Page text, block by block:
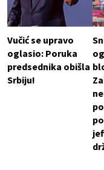
Vučić se upravo
oglasio: Poruka
predsednika obišla
Srbiju!